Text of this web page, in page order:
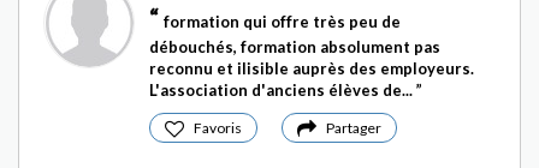
formation qui offre très peu de
débouchés, formation absolument pas
reconnu et ilisible auprès des employeurs.
L'association d'anciens élèves de...
Favoris Partager